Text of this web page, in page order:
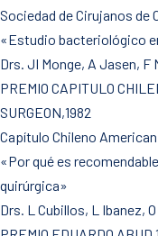
Sociedad de Cirujanos de
«Estudio bacteriológico
Drs. JI Monge, A Jasen, F
PREMIO CAPITULO
SURGEON,1982
Capítulo Chileno
«Por qué es
quirúrgica»
Drs. L Cubillos, L Ibanez,